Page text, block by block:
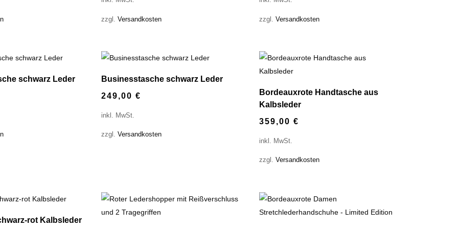
zzgl.Versandkosten zzgl.Versandkosten
schwarz Leder
Businesstasche schwarz Leder
249,00€
inkl. MwSt.
zzgl.Versandkosten
Bordeauxrote Handtasche aus
Kalbsleder
359,00€
inkl. MwSt.
zzgl.Versandkosten
rot Kalbsleder